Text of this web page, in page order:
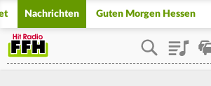
Nachrichten Guten Morgen Hessen
Playlist